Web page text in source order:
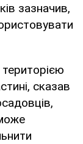
зазначив,
сказав